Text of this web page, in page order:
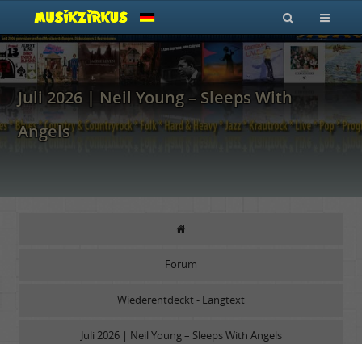
Juli 2026 | Neil Young – Sleeps With
Angels
Forum
Wiederentdeckt - Langtext
Juli 2026 | Neil Young – Sleeps With Angels